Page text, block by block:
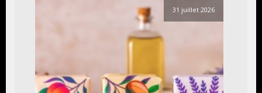
31 juillet 2026